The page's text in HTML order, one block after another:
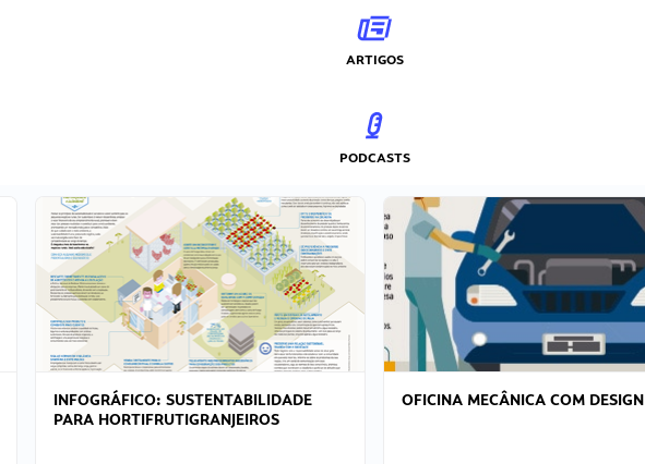
ARTIGOS
PODCASTS
INFOGRÁFICO: SUSTENTABILIDADE
PARA HORTIFRUTIGRANJEIROS
OFICINA MECÂNICA COM DESIGN